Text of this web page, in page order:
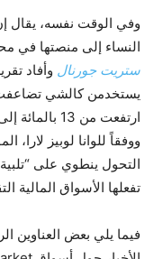
وفي الوقت نفسه، يقال
النساء إلى منصتها في
ستريت جورنال وأفاد
يستخدمن كالشي
ووفقاً للوانا لوبيز
التحول ينطوي على
تفعلها الأسواق المالية
فيما يلي بعض العناوين